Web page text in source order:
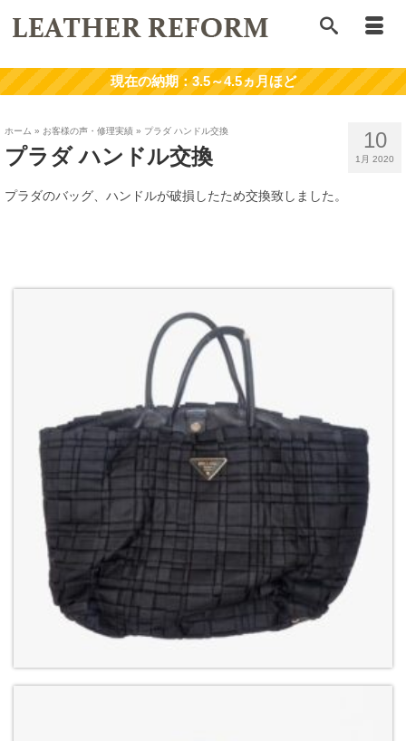
10
1月 2020
ホーム » お客様の声・修理実績 » プラダ ハンドル交換
プラダ ハンドル交換
プラダのバッグ、ハンドルが破損したため交換致しました。